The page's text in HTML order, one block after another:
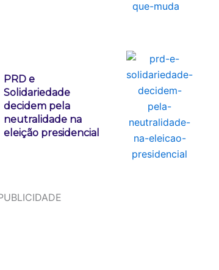
PRD e
Solidariedade
decidem pela
neutralidade na
eleição presidencial